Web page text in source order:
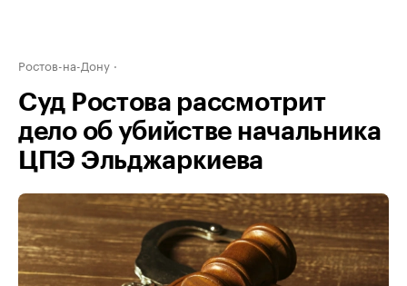
Ростов-на-Дону
Суд Ростова рассмотрит
дело об убийстве начальника
ЦПЭ Эльджаркиева